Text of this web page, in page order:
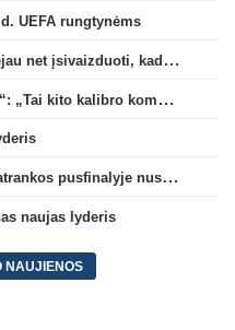
UEFA rungtynėms
M. Capanas: „Prieš pusmetį negalėjau net įsivaizduoti, kad žaisime prieš „Hajduk“
A. Skerla prieš dvikovą su „Hajduk“: „Tai kito kalibro komanda“
Persvaros neišsaugojusi „Gintra“ atrankos pusfinalyje nusileido Škotijos čempionėms
naujas lyderis
NAUJIENOS